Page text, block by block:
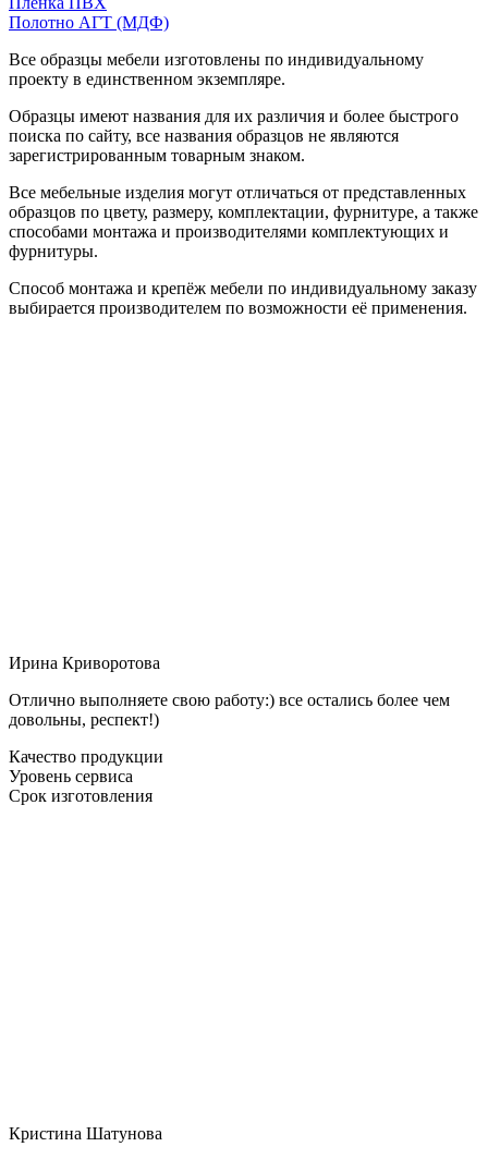
Полотно АГТ (МДФ)
Все образцы мебели изготовлены по индивидуальному
проекту в единственном экземпляре.
Образцы имеют названия для их различия и более быстрого
поиска по сайту, все названия образцов не являются
зарегистрированным товарным знаком.
Все мебельные изделия могут отличаться от представленных
образцов по цвету, размеру, комплектации, фурнитуре, а также
способами монтажа и производителями комплектующих и
фурнитуры.
Способ монтажа и крепёж мебели по индивидуальному заказу
выбирается производителем по возможности её применения.
Ирина Криворотова
Отлично выполняете свою работу:) все остались более чем
довольны, респект!)
Качество продукции
Уровень сервиса
Срок изготовления
Кристина Шатунова